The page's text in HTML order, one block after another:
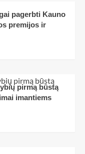
pagerbti Kauno
premijos ir
pirmą būstą
imantiems